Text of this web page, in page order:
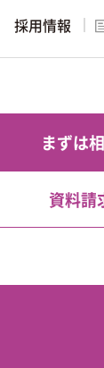
採用情報
研修・講演
まずは
資料請